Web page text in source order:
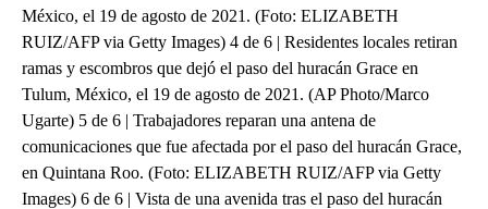
México, el 19 de agosto de 2021. (Foto: ELIZABETH
RUIZ/AFP via Getty Images) 4 de 6 | Residentes locales retiran
ramas y escombros que dejó el paso del huracán Grace en
Tulum, México, el 19 de agosto de 2021. (AP Photo/Marco
Ugarte) 5 de 6 | Trabajadores reparan una antena de
comunicaciones que fue afectada por el paso del huracán Grace,
en Quintana Roo. (Foto: ELIZABETH RUIZ/AFP via Getty
Images) 6 de 6 | Vista de una avenida tras el paso del huracán